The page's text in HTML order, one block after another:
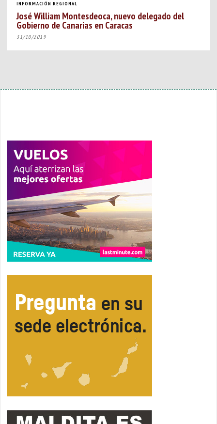
INFORMACIÓN REGIONAL
José William Montesdeoca, nuevo delegado del
Gobierno de Canarias en Caracas
31/10/2019